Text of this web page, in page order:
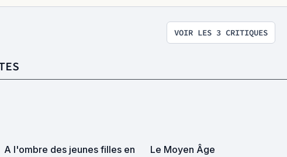
VOIR LES 3 CRITIQUES
A l'ombre des jeunes filles en
Le Moyen Âge